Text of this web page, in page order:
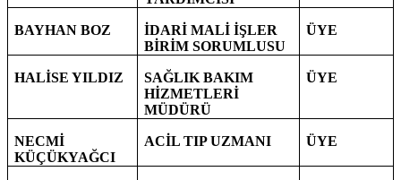
BAYHAN BOZ
İDARİ MALİ İŞLER
BİRİM SORUMLUSU
ÜYE
HALİSE YILDIZ
SAĞLIK BAKIM
HİZMETLERİ
MÜDÜRÜ
ÜYE
NECMİ
KÜÇÜKYAĞCI
ACİL TIP UZMANI ÜYE